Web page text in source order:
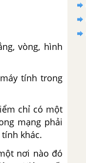
vòng, hình
tính trong
chỉ có một
mạng phải
khác.
nơi nào đó